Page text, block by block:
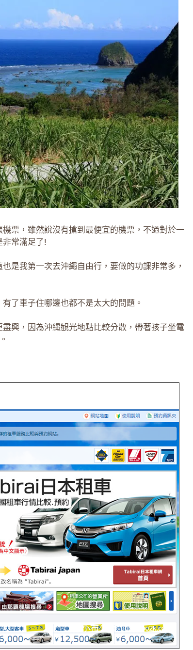
票，雖然說沒有搶到最便宜的機票，不過對於一
非常滿足了!
是我第一次去沖繩自由行，要做的功課非常多，
了車子住哪邊也都不是太大的問題。
盡興，因為沖縄観光地點比較分散，帶著孩子坐電